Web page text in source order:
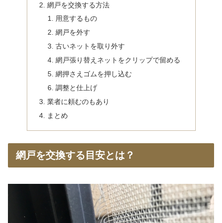
網戸を交換する方法
用意するもの
網戸を外す
古いネットを取り外す
網戸張り替えネットをクリップで留める
網押さえゴムを押し込む
調整と仕上げ
業者に頼むのもあり
まとめ
網戸を交換する目安とは？